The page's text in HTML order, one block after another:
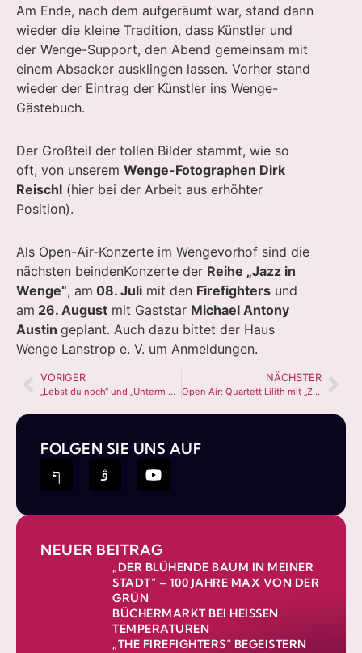
Am Ende, nach dem aufgeräumt war, stand dann
wieder die kleine Tradition, dass Künstler und
der Wenge-Support, den Abend gemeinsam mit
einem Absacker ausklingen lassen. Vorher stand
wieder der Eintrag der Künstler ins Wenge-
Gästebuch.
Der Großteil der tollen Bilder stammt, wie so
oft, von unserem Wenge-Fotographen Dirk
Reischl (hier bei der Arbeit aus erhöhter
Position).
Als Open-Air-Konzerte im Wengevorhof sind die
nächsten beindenKonzerte der Reihe „Jazz in
Wenge“, am 08. Juli mit den Firefighters und
am 26. August mit Gaststar Michael Antony
Austin geplant. Auch dazu bittet der Haus
Wenge Lanstrop e. V. um Anmeldungen.
VORIGER
„Lebst du noch“ und „Unterm Arm die Odyssee“
NÄCHSTER
Open Air: Quartett Lilith mit „Zeitensprünge“
FOLGEN SIE UNS AUF
NEUER BEITRAG
„DER BLÜHENDE BAUM IN MEINER
STADT“ – 100 JAHRE MAX VON DER
GRÜN
BÜCHERMARKT BEI HEISSEN T
EMPERATUREN
„THE FIREFIGHTERS“ BEGEISTERN